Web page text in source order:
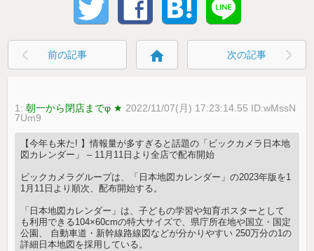
前の記事 home 次の記事
1:朝一から閉店までφ ★ 2022/11/07(月) 17:23:14.55 ID:wMssN
7Um9
【今年も来た! 】情報量が多すぎると話題の「ビックカメラ日本地
図カレンダー」 – 11月11日より全店で配布開始
ビックカメラグループは、「日本地図カレンダー」の2023年版を1
1月11日より順次、配布開始する。
「日本地図カレンダー」は、子どもの学習や知育ポスターとして
も利用できる104×60cmの特大サイズで、県庁所在地や国立・国定
公園、 自動車道・新幹線路線図などが分かりやすい 250万分の1の
詳細日本地図を採用している。